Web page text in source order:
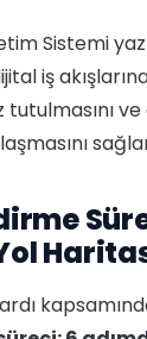
Sistemi
iş
tutulmasını